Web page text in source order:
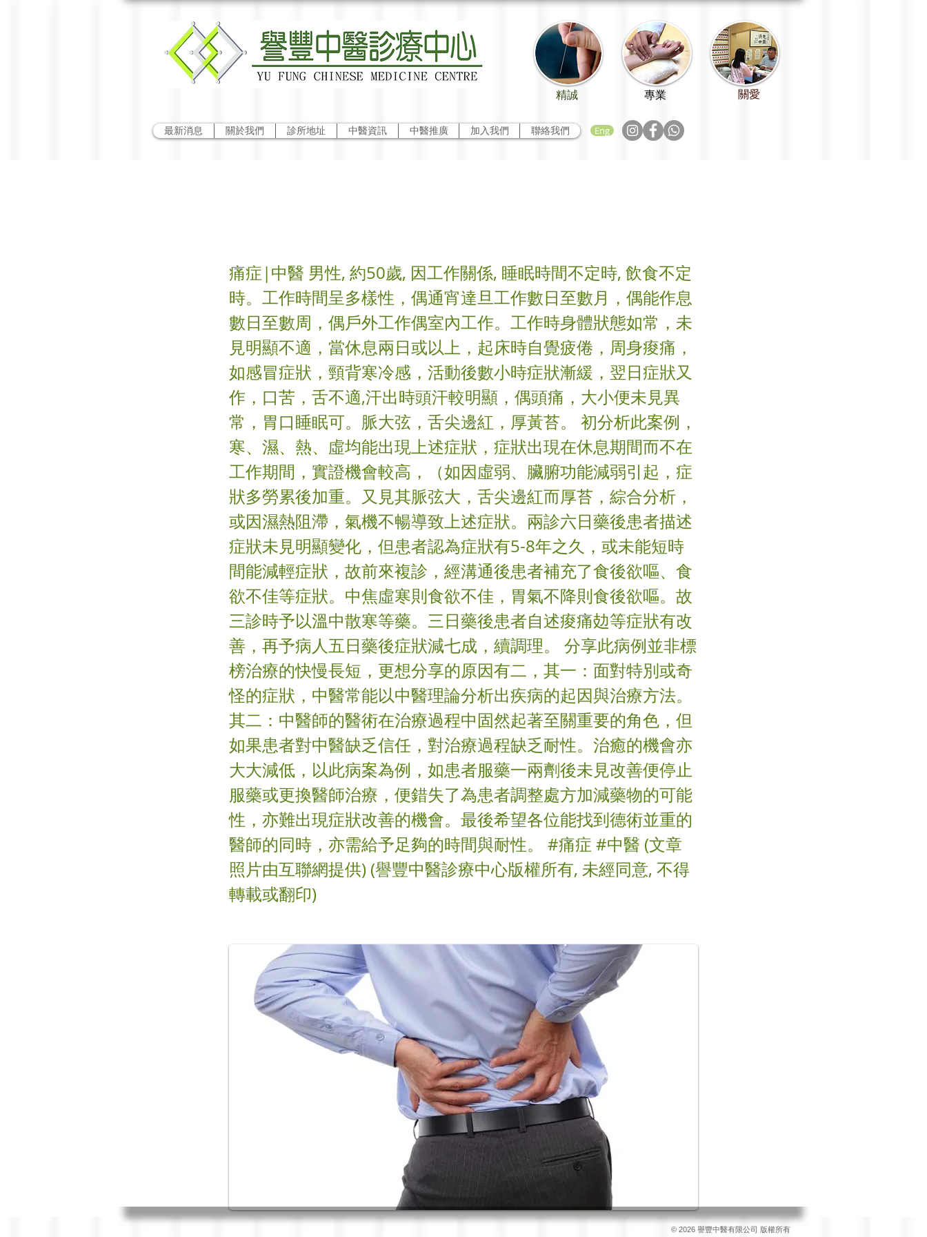
精誠
最新消息 關於我們 診所地址 中醫資訊 中醫推廣 加入我們 聯絡我們 Eng
專業 關愛
痛症|中醫 男性, 約50歲, 因工作關係, 睡眠時間不定時, 飲食不定
時。工作時間呈多樣性，偶通宵達旦工作數日至數月，偶能作息
數日至數周，偶戶外工作偶室內工作。工作時身體狀態如常，未
見明顯不適，當休息兩日或以上，起床時自覺疲倦，周身痠痛，
如感冒症狀，頸背寒冷感，活動後數小時症狀漸緩，翌日症狀又
作，口苦，舌不適,汗出時頭汗較明顯，偶頭痛，大小便未見異
常，胃口睡眠可。脈大弦，舌尖邊紅，厚黃苔。 初分析此案例，
寒、濕、熱、虛均能出現上述症狀，症狀出現在休息期間而不在
工作期間，實證機會較高，（如因虛弱、臟腑功能減弱引起，症
狀多勞累後加重。又見其脈弦大，舌尖邊紅而厚苔，綜合分析，
或因濕熱阻滯，氣機不暢導致上述症狀。兩診六日藥後患者描述
症狀未見明顯變化，但患者認為症狀有5-8年之久，或未能短時
間能減輕症狀，故前來複診，經溝通後患者補充了食後欲嘔、食
欲不佳等症狀。中焦虛寒則食欲不佳，胃氣不降則食後欲嘔。故
三診時予以溫中散寒等藥。三日藥後患者自述痠痛攰等症狀有改
善，再予病人五日藥後症狀減七成，續調理。 分享此病例並非標
榜治療的快慢長短，更想分享的原因有二，其一：面對特別或奇
怪的症狀，中醫常能以中醫理論分析出疾病的起因與治療方法。
其二：中醫師的醫術在治療過程中固然起著至關重要的角色，但
如果患者對中醫缺乏信任，對治療過程缺乏耐性。治癒的機會亦
大大減低，以此病案為例，如患者服藥一兩劑後未見改善便停止
服藥或更換醫師治療，便錯失了為患者調整處方加減藥物的可能
性，亦難出現症狀改善的機會。最後希望各位能找到德術並重的
醫師的同時，亦需給予足夠的時間與耐性。 #痛症 #中醫 (文章
照片由互聯網提供) (譽豐中醫診療中心版權所有, 未經同意, 不得
轉載或翻印)
© 2026 譽豐中醫有限公司 版權所有